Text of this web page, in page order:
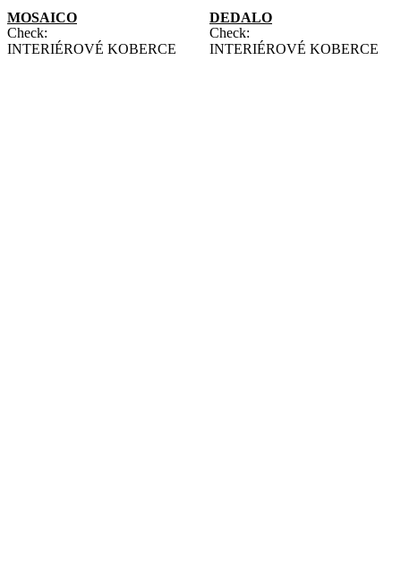
MOSAICO
Check:
INTERIÉROVÉ KOBERCE
DEDALO
Check:
INTERIÉROVÉ KOBERCE